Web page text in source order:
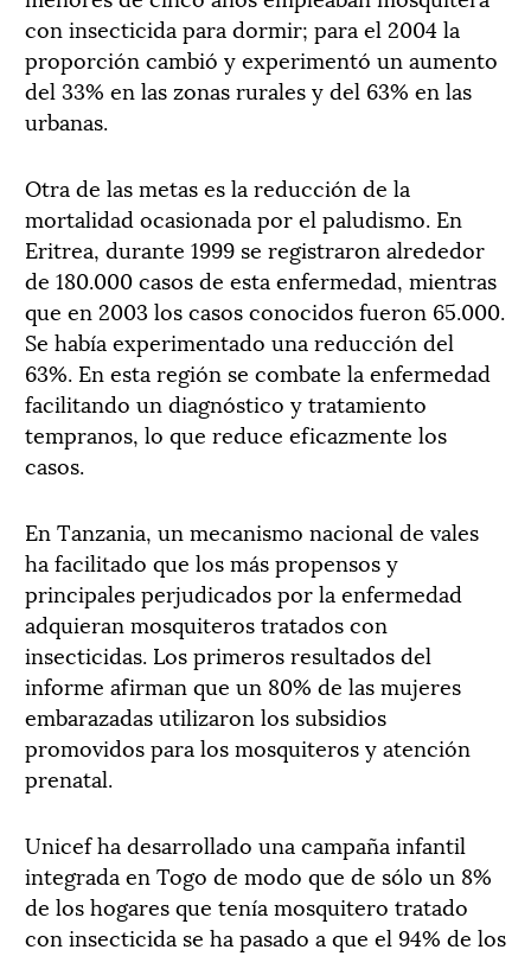
con insecticida para dormir; para el 2004 la
proporción cambió y experimentó un aumento
del 33% en las zonas rurales y del 63% en las
urbanas.
Otra de las metas es la reducción de la
mortalidad ocasionada por el paludismo. En
Eritrea, durante 1999 se registraron alrededor
de 180.000 casos de esta enfermedad, mientras
que en 2003 los casos conocidos fueron 65.000.
Se había experimentado una reducción del
63%. En esta región se combate la enfermedad
facilitando un diagnóstico y tratamiento
tempranos, lo que reduce eficazmente los
casos.
En Tanzania, un mecanismo nacional de vales
ha facilitado que los más propensos y
principales perjudicados por la enfermedad
adquieran mosquiteros tratados con
insecticidas. Los primeros resultados del
informe afirman que un 80% de las mujeres
embarazadas utilizaron los subsidios
promovidos para los mosquiteros y atención
prenatal.
Unicef ha desarrollado una campaña infantil
integrada en Togo de modo que de sólo un 8%
de los hogares que tenía mosquitero tratado
con insecticida se ha pasado a que el 94% de los